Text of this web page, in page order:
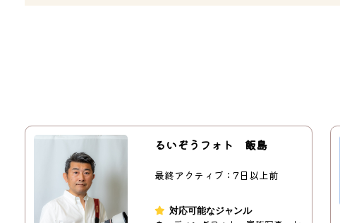
るいぞうフォト 飯島
最終アクティブ：7日以上前
対応可能なジャンル